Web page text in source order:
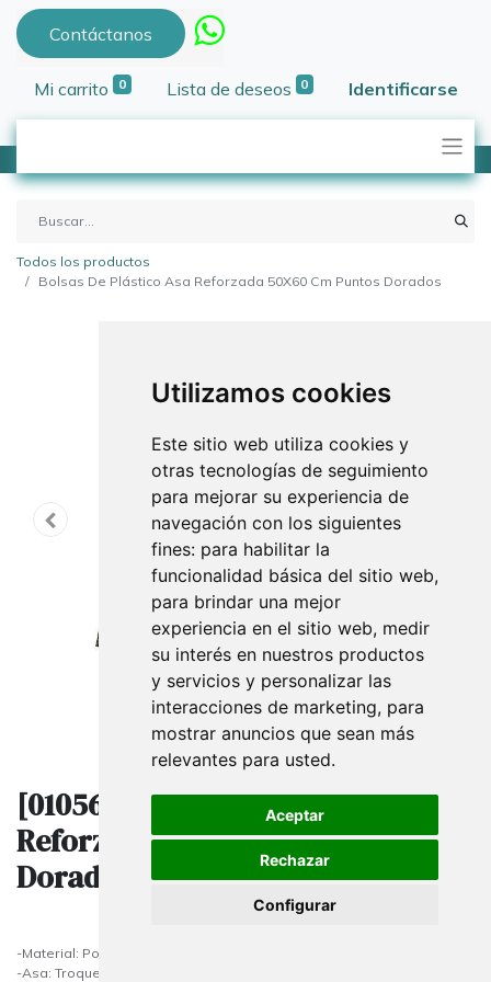
Utilizamos cookies
Este sitio web utiliza cookies y
otras tecnologías de seguimiento
para mejorar su experiencia de
navegación con los siguientes
fines: para habilitar la
funcionalidad básica del sitio web,
para brindar una mejor
experiencia en el sitio web, medir
su interés en nuestros productos
y servicios y personalizar las
interacciones de marketing, para
mostrar anuncios que sean más
relevantes para usted.
Aceptar
Rechazar
Configurar
Contáctanos
Mi carrito 0 Lista de deseos 0 Identificarse
Todos los productos
Bolsas De Plástico Asa Reforzada 50X60 Cm Puntos Dorados
[010567] Bolsas De Plástico Asa
Reforzada 50X60 Cm Puntos
Dorados
-Material: Polietileno
-Asa: Troquelada reforzada